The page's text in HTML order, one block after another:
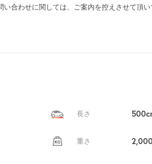
合わせに関しては、ご案内を控えさせて頂
長さ
重さ